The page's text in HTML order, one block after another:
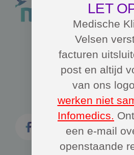
LET
Medische
Velsen
facturen
post en altijd
van ons
werken niet
Infomedics.
een e-mail
openstaande